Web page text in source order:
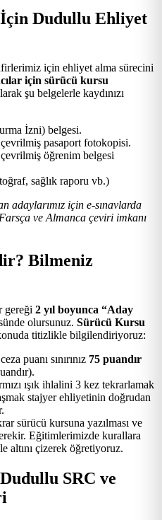
Dudullu Ehliyet
için ehliyet alma sürecini
için sürücü kursu
şu belgelerle kaydınızı
İzni) belgesi.
pasaport fotokopisi.
öğrenim belgesi
sağlık raporu vb.)
adaylarımız için e-sınavlarda
ve Almanca çeviri imkanı
Bilmeniz
gereği 2 yıl boyunca “Aday
olursunuz. Sürücü Kursu
titizlikle bilgilendiriyoruz:
puanı sınırınız 75 puandır
ışık ihlalini 3 kez tekrarlamak
stajyer ehliyetinin doğrudan
sürücü kursuna yazılması ve
Eğitimlerimizde kurallara
altını çizerek öğretiyoruz.
SRC ve